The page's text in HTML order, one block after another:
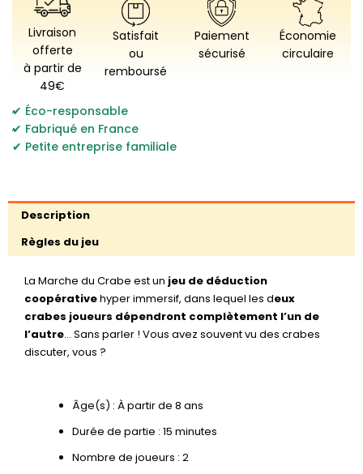
du
Crabe
Livraison
offerte
à partir de
49€
Satisfait
ou
remboursé
Paiement
sécurisé
Économie
circulaire
Éco-responsable
,
Fabriqué en France
,
Petite entreprise familiale
Description
Règles du jeu
La Marche du Crabe est un jeu de déduction
coopérativehyper immersif, dans lequel les deux
crabes joueurs dépendront complètement l’un de
l’autre… Sans parler ! Vous avez souvent vu des crabes
discuter, vous ?
Âge(s) : À partir de 8 ans
Durée de partie : 15 minutes
Nombre de joueurs : 2